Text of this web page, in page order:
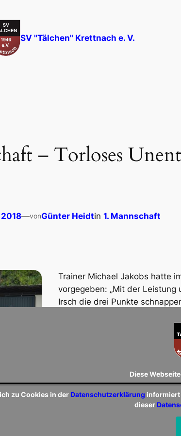
SV "Tälchen" Krettnach e. V.
Diese
zu Cookies in der Datenschutzerklärung informiert
dieser
– Torloses
—vonGünter Heidtin 1. Mannschaft
Trainer Michael Jakobs hatte
vorgegeben: „Mit der
Irsch die drei Punkte
Spiel in Irsch mit der
werden. Dass aber die
durchaus Möglichkeiten,
Die SG aus Irsch, Ockfen und
Viertelstunde das Derby, man
laufen und fand so immer
den Weg zum Tor suchte. So flog in der 5.
und in der 12. Min. zog Alexander Fox nach
geschossenen Ball fest. Überhaupt war